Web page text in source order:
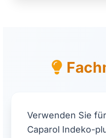
Verwenden Sie
Caparol Indeko-